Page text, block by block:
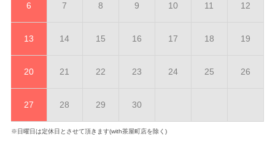
6 7 8 9 10 11 12
13 14 15 16 17 18 19
20 21 22 23 24 25 26
27 28 29 30
※日曜日は定休日とさせて頂きます(with茶屋町店を除く)